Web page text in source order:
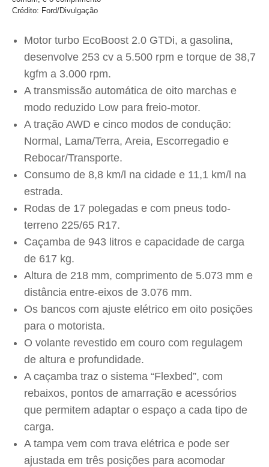
Crédito: Ford/Divulgação
Motor turbo EcoBoost 2.0 GTDi, a gasolina,
desenvolve 253 cv a 5.500 rpm e torque de 38,7
kgfm a 3.000 rpm.
A transmissão automática de oito marchas e
modo reduzido Low para freio-motor.
A tração AWD e cinco modos de condução:
Normal, Lama/Terra, Areia, Escorregadio e
Rebocar/Transporte.
Consumo de 8,8 km/l na cidade e 11,1 km/l na
estrada.
Rodas de 17 polegadas e com pneus todo-
terreno 225/65 R17.
Caçamba de 943 litros e capacidade de carga
de 617 kg.
Altura de 218 mm, comprimento de 5.073 mm e
distância entre-eixos de 3.076 mm.
Os bancos com ajuste elétrico em oito posições
para o motorista.
O volante revestido em couro com regulagem
de altura e profundidade.
A caçamba traz o sistema “Flexbed”, com
rebaixos, pontos de amarração e acessórios
que permitem adaptar o espaço a cada tipo de
carga.
A tampa vem com trava elétrica e pode ser
ajustada em três posições para acomodar